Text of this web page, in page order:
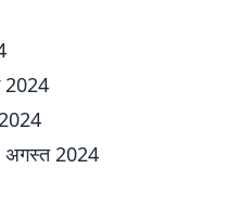
अगस्त 2024